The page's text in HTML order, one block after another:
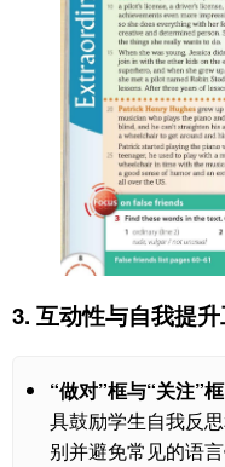
3. 互动性与自我提
“做对”框与“关注”框
具鼓励学生自我反
别并避免常见的语